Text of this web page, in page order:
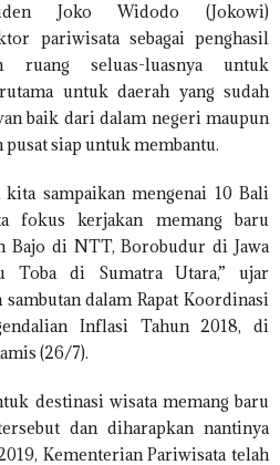
Joko Widodo (Jokowi)
pariwisata sebagai penghasil
ruang seluas-luasnya untuk
untuk daerah yang sudah
baik dari dalam negeri maupun
siap untuk membantu.
kita sampaikan mengenai 10 Bali
fokus kerjakan memang baru
Bajo di NTT, Borobudur di Jawa
Toba di Sumatra Utara,” ujar
dalam Rapat Koordinasi
Inflasi Tahun 2018, di
(26/7).
destinasi wisata memang baru
dan diharapkan nantinya
Kementerian Pariwisata telah